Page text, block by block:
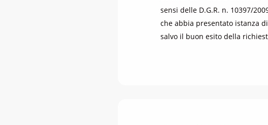
sensi delle D.G.R. n. 10397/
che abbia presentato istanza
salvo il buon esito della